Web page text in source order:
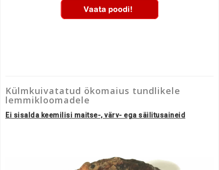
Külmkuivatatud ökomaius tundlikele
lemmikloomadele
Ei sisalda keemilisi maitse-, värv- ega säilitusaineid